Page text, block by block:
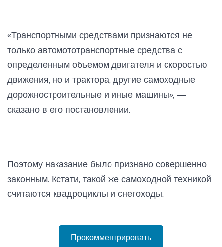
«Транспортными средствами признаются не
только автомототранспортные средства с
определенным объемом двигателя и скоростью
движения, но и трактора, другие самоходные
дорожностроительные и иные машины», —
сказано в его постановлении.
Поэтому наказание было признано совершенно
законным. Кстати, такой же самоходной техникой
считаются квадроциклы и снегоходы.
Прокомментрировать